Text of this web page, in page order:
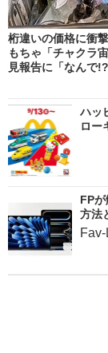
桁違いの価格に衝
もちゃ「チャクラ
見報告に「なんで
ハッ
ロー
FP
方法